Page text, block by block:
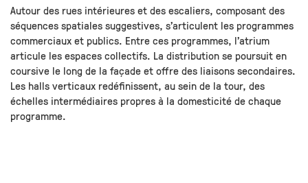
Autour des rues intérieures et des escaliers, composant des
séquences spatiales suggestives, s’articulent les programmes
commerciaux et publics. Entre ces programmes, l’atrium
articule les espaces collectifs. La distribution se poursuit en
coursive le long de la façade et offre des liaisons secondaires.
Les halls verticaux redéfinissent, au sein de la tour, des
échelles intermédiaires propres à la domesticité de chaque
programme.